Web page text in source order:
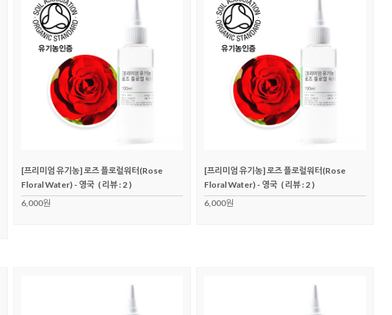
[프리미엄 유기농] 로즈 플로럴워터(Rose
Floral Water) - 영국 ( 리뷰 : 2 )
6,000원
[프리미엄 유기농] 로즈 플로럴워터(Rose
Floral Water) - 영국 ( 리뷰 : 2 )
6,000원